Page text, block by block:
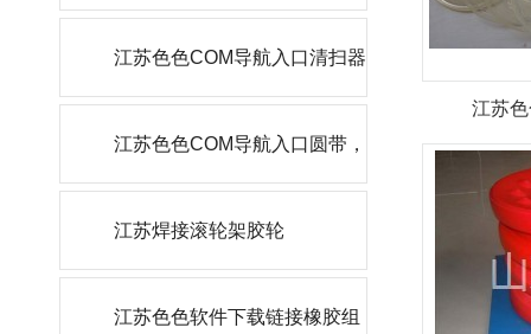
江苏
轮
江苏色色COM导航入口清扫器
刮刀
江苏色色COM导航入口圆带，
角带
江苏焊接滚轮架胶轮
江苏色色软件下载链接橡胶组